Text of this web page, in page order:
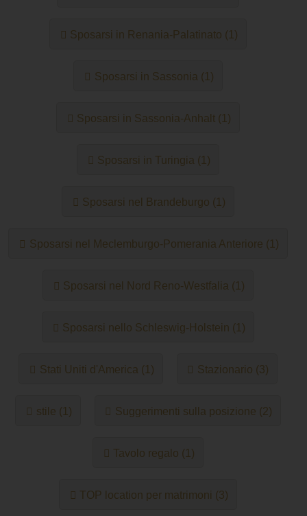
Sposarsi in Renania-Palatinato (1)
Sposarsi in Sassonia (1)
Sposarsi in Sassonia-Anhalt (1)
Sposarsi in Turingia (1)
Sposarsi nel Brandeburgo (1)
Sposarsi nel Meclemburgo-Pomerania Anteriore (1)
Sposarsi nel Nord Reno-Westfalia (1)
Sposarsi nello Schleswig-Holstein (1)
Stati Uniti d'America (1) Stazionario (3)
stile (1) Suggerimenti sulla posizione (2)
Tavolo regalo (1)
TOP location per matrimoni (3)